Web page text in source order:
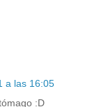
a las 16:05
:D